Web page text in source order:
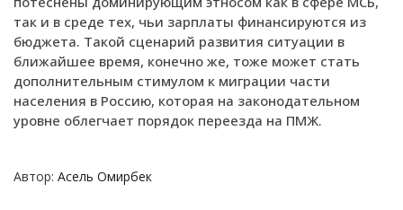
так и в среде тех, чьи зарплаты финансируются из
бюджета. Такой сценарий развития ситуации в
ближайшее время, конечно же, тоже может стать
дополнительным стимулом к миграции части
населения в Россию, которая на законодательном
уровне облегчает порядок переезда на ПМЖ.
Автор: Асель Омирбек